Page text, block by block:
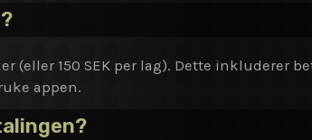
(eller 150 SEK per lag). Dette
appen.